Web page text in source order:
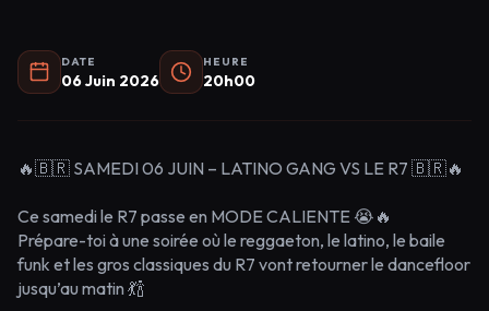
DATE
06 Juin 2026
HEURE
20h00
🔥🇧🇷 SAMEDI 06 JUIN – LATINO GANG VS LE R7 🇧🇷🔥
Ce samedi le R7 passe en MODE CALIENTE 😭🔥
Prépare-toi à une soirée où le reggaeton, le latino, le baile
funk et les gros classiques du R7 vont retourner le dancefloor
jusqu’au matin 💃🍾